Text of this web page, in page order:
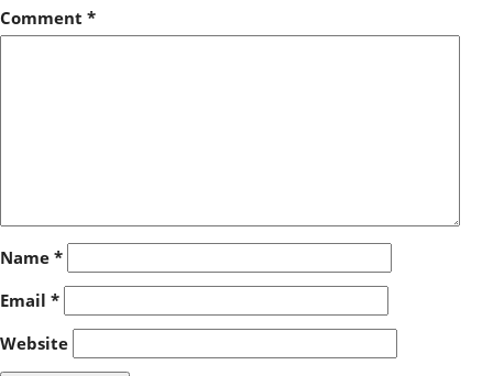
Comment *
Name *
Email *
Website